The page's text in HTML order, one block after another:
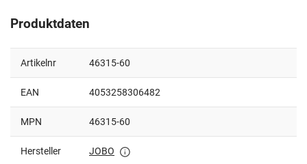
Produktdaten
Artikelnr 46315-60
EAN 4053258306482
MPN 46315-60
Hersteller JOBO